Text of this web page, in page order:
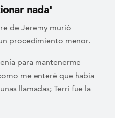
nada'
de Jeremy murió
procedimiento menor.
para mantenerme
me enteré que había
llamadas; Terri fue la